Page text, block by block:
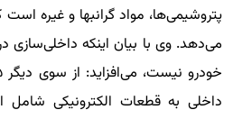
می‌دهد. وی با بیان اینکه
داخلی به قطعات الکترونیکی